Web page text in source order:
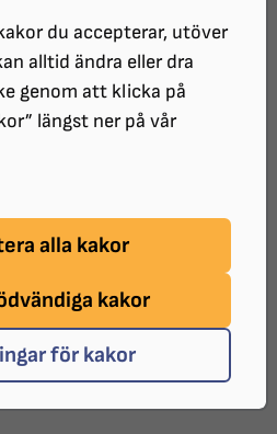
du accepterar, utöver
alltid ändra eller dra
genom att klicka på
längst ner på vår
alla kakor
kakor
för kakor